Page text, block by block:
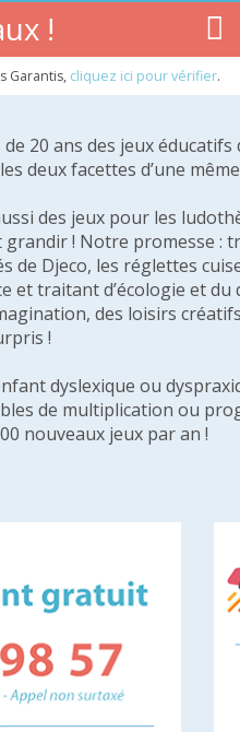
!
Garantis, cliquez ici pour vérifier.
20 ans des jeux
deux facettes d’une
des jeux pour les
! Notre promesse
de Djeco, les réglettes
traitant d’écologie et du
des loisirs
!
dyslexique ou
de multiplication ou
nouveaux jeux par an !